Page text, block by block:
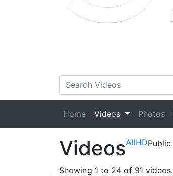
Home
Videos Photos
VideosAllHDPublic
Showing 1 to 24 of 91 videos.